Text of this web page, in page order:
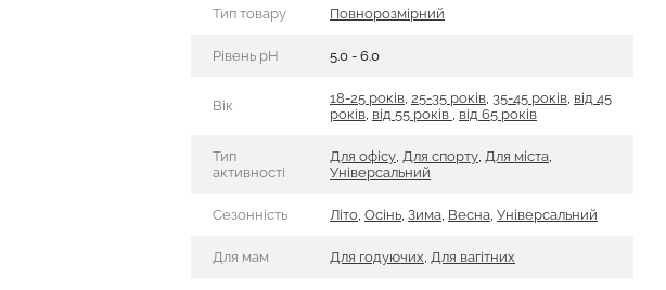
Тип товару Повнорозмірний
Рівень рН 5.0 - 6.0
Вік 18-25 років, 25-35 років, 35-45 років, від 45
років, від 55 років , від 65 років
Тип
активності
Для офісу, Для спорту, Для міста,
Універсальний
Сезонність Літо, Осінь, Зима, Весна, Універсальний
Для мам Для годуючих, Для вагітних